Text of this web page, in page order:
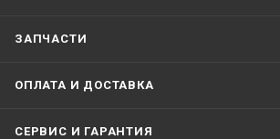
ЗАПЧАСТИ
ОПЛАТА И ДОСТАВКА
СЕРВИС И ГАРАНТИЯ